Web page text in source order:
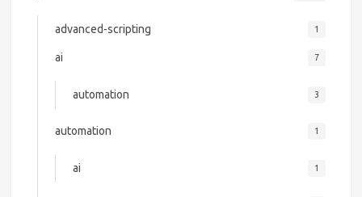
advanced-scripting 1
ai 7
automation 3
automation 1
ai 1